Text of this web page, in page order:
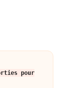
pour